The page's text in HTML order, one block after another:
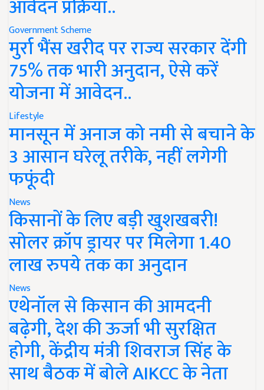
आवेदन प्रक्रिया..
Government Scheme
मुर्रा भैंस खरीद पर राज्य सरकार देंगी
75% तक भारी अनुदान, ऐसे करें
योजना में आवेदन..
Lifestyle
मानसून में अनाज को नमी से बचाने के
3 आसान घरेलू तरीके, नहीं लगेगी
फफूंदी
News
किसानों के लिए बड़ी खुशखबरी!
सोलर क्रॉप ड्रायर पर मिलेगा 1.40
लाख रुपये तक का अनुदान
News
एथेनॉल से किसान की आमदनी
बढ़ेगी, देश की ऊर्जा भी सुरक्षित
होगी, केंद्रीय मंत्री शिवराज सिंह के
साथ बैठक में बोले AIKCC के नेता